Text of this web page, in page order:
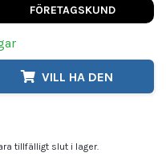
FÖRETAGSKUND
VILL HA DEN
tillfälligt slut i lager.